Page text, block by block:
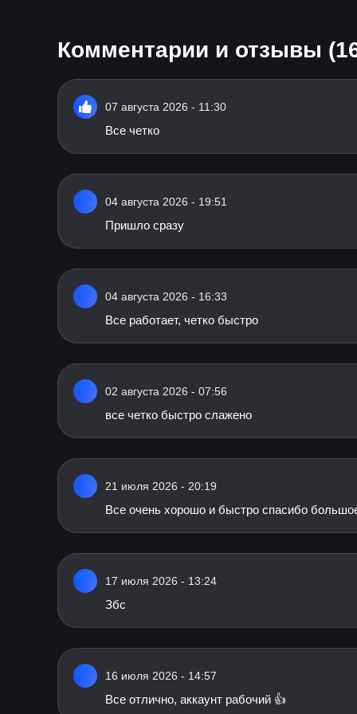
Комментарии и отзывы
07 августа 2026 - 11:30
Все четко
04 августа 2026 - 19:51
Пришло сразу
04 августа 2026 - 16:33
Все работает, четко быстро
02 августа 2026 - 07:56
все четко быстро слажено
21 июля 2026 - 20:19
Все очень хорошо и быстро спасибо
17 июля 2026 - 13:24
Збс
16 июля 2026 - 14:57
Все отлично, аккаунт рабочий 👍